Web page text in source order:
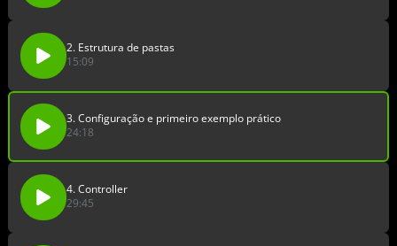
2. Estrutura de pastas
15:09
3. Configuração e primeiro exemplo prático
24:18
4. Controller
29:45